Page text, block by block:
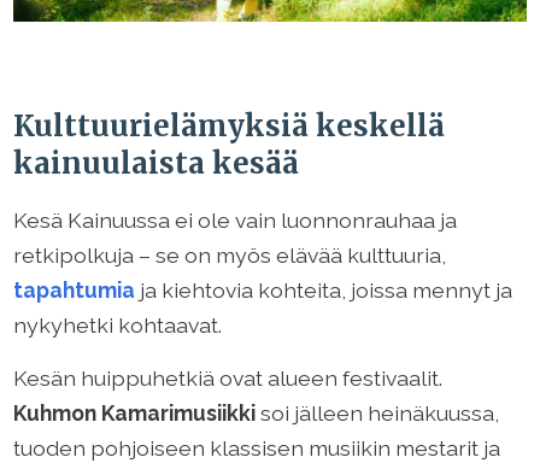
Kulttuurielämyksiä keskellä
kainuulaista kesää
Kesä Kainuussa ei ole vain luonnonrauhaa ja
retkipolkuja – se on myös elävää kulttuuria,
tapahtumia ja kiehtovia kohteita, joissa mennyt ja
nykyhetki kohtaavat.
Kesän huippuhetkiä ovat alueen festivaalit.
Kuhmon Kamarimusiikkisoi jälleen heinäkuussa,
tuoden pohjoiseen klassisen musiikin mestarit ja